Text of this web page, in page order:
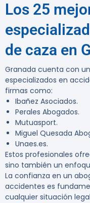
Los 25
de caza en
Granada cuenta con
especializados en
firmas como:
Ibañez Asociados.
Perales Abogados.
Mutuasport.
Miguel Quesada
Unaes.es.
Estos profesionales
sino también un
La confianza en un
accidentes es
cualquier situación